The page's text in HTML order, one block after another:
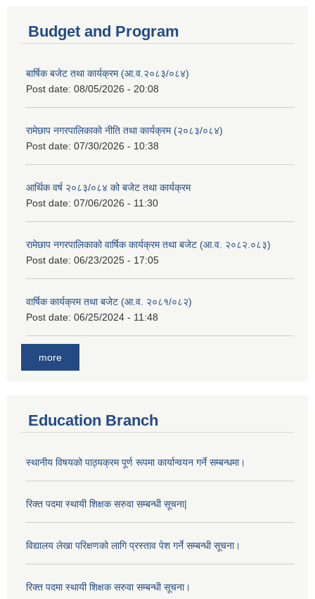
Budget and Program
बार्षिक बजेट तथा कार्यक्रम (आ.व.२०८३/०८४)
Post date: 08/05/2026 - 20:08
रामेछाप नगरपालिकाको नीति तथा कार्यक्रम (२०८३/०८४)
Post date: 07/30/2026 - 10:38
आर्थिक वर्ष २०८३/०८४ को बजेट तथा कार्यक्रम
Post date: 07/06/2026 - 11:30
रामेछाप नगरपालिकाको वार्षिक कार्यक्रम तथा बजेट (आ.व. २०८२.०८३)
Post date: 06/23/2025 - 17:05
वार्षिक कार्यक्रम तथा बजेट (आ.व. २०८१/०८२)
Post date: 06/25/2024 - 11:48
more
Education Branch
स्थानीय विषयको पाठ्यक्रम पूर्ण रूपमा कार्यान्वयन गर्ने सम्बन्धमा।
रिक्त पदमा स्थायी शिक्षक सरुवा सम्बन्धी सूचना|
विद्यालय लेखा परिक्षणको लागि प्रस्ताव पेश गर्ने सम्बन्धी सूचना।
रिक्त पदमा स्थायी शिक्षक सरुवा सम्बन्धी सूचना।